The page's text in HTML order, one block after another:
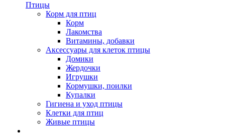
Птицы
Корм для птиц
Корм
Лакомства
Витамины, добавки
Аксессуары для клеток птицы
Домики
Жердочки
Игрушки
Кормушки, поилки
Купалки
Гигиена и уход птицы
Клетки для птиц
Живые птицы